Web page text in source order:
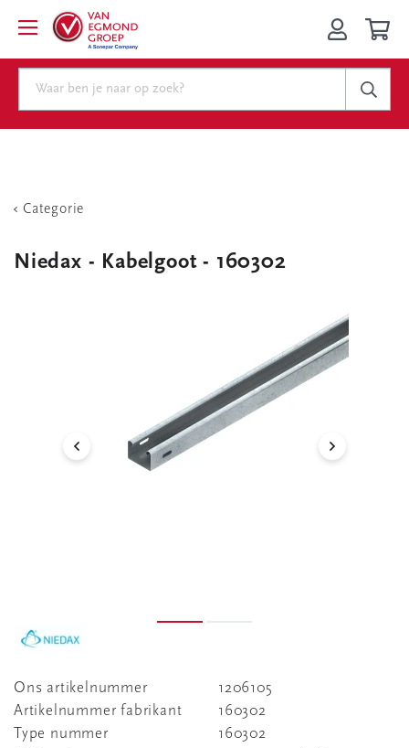
Categorie
Niedax - Kabelgoot - 160302
Ons artikelnummer
1206105
Artikelnummer fabrikant
160302
Type nummer
160302